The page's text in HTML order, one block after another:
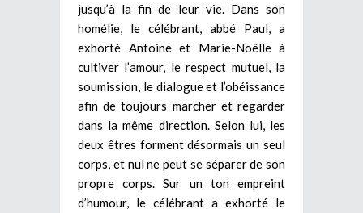
jusqu’à la fin de leur vie. Dans son
homélie, le célébrant, abbé Paul, a
exhorté Antoine et Marie-Noëlle à
cultiver l’amour, le respect mutuel, la
soumission, le dialogue et l’obéissance
afin de toujours marcher et regarder
dans la même direction. Selon lui, les
deux êtres forment désormais un seul
corps, et nul ne peut se séparer de son
propre corps. Sur un ton empreint
d’humour, le célébrant a exhorté le